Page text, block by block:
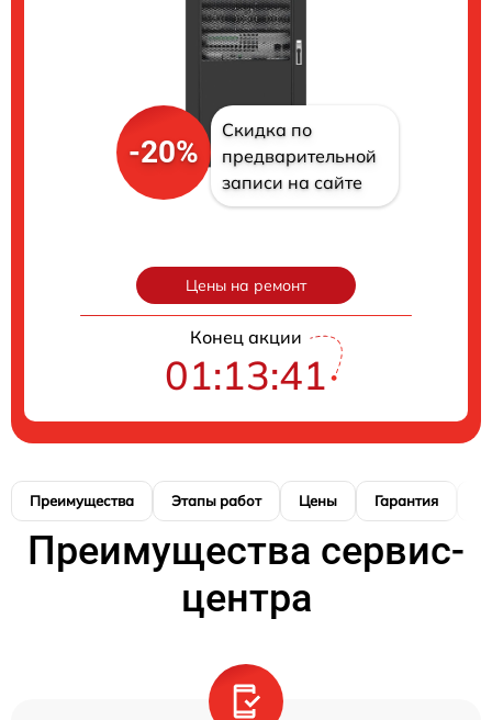
-20%
Скидка по
предварительной
записи на сайте
Цены на ремонт
Конец акции
01:13:40
Преимущества Этапы работ Цены Гарантия
Преимущества сервис-
центра